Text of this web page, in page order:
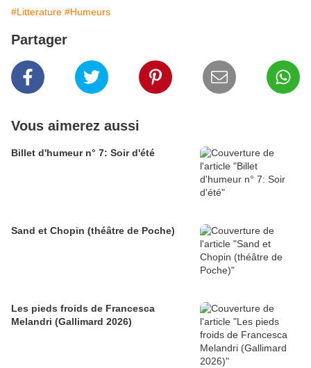
#Litterature #Humeurs
Partager
Vous aimerez aussi
Billet d'humeur n° 7: Soir d'été
Sand et Chopin (théâtre de Poche)
Les pieds froids de Francesca
Melandri (Gallimard 2026)